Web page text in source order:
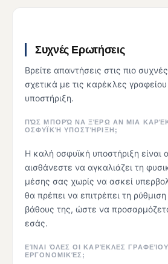
Συχνές Ερωτήσεις
Βρείτε απαντήσεις στις πιο
σχετικά με τις καρέκλες
υποστήριξη.
ΠΏΣ ΜΠΟΡΏ ΝΑ ΞΈΡΩ ΑΝ ΜΙΑ
ΟΣΦΥΪΚΉ ΥΠΟΣΤΉΡΙΞΗ;
Η καλή οσφυϊκή υποστήριξη είναι
αισθάνεστε να αγκαλιάζει τη
μέσης σας χωρίς να ασκεί
θα πρέπει να επιτρέπει τη
βάθους της, ώστε να
εσάς.
ΕΊΝΑΙ ΌΛΕΣ ΟΙ ΚΑΡΈΚΛΕΣ
ΕΡΓΟΝΟΜΙΚΈΣ;